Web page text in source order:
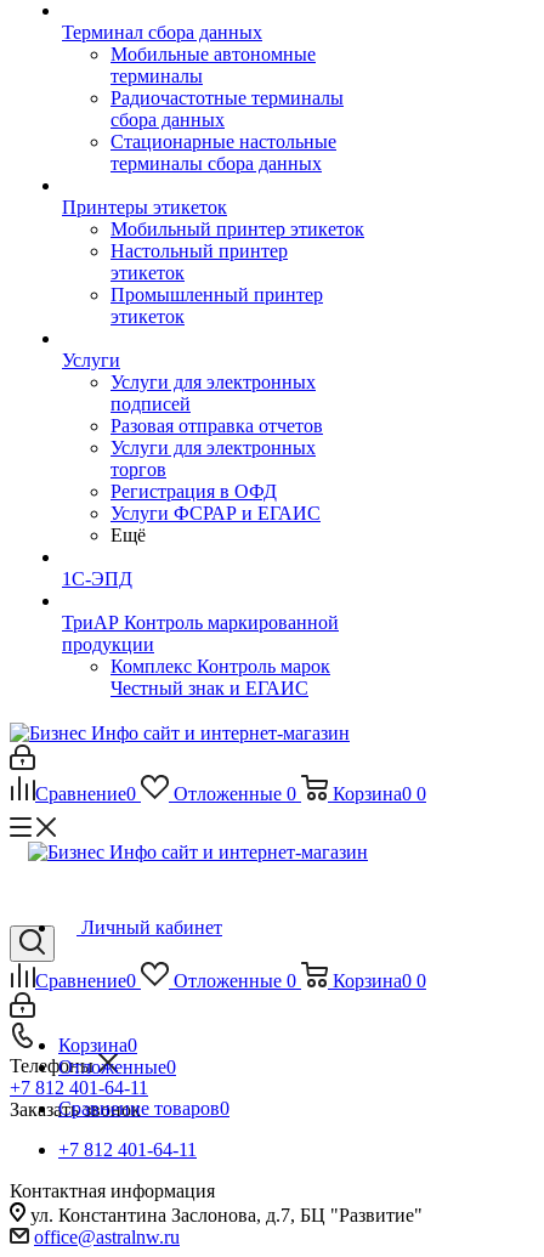
Терминал сбора данных
Мобильные автономные
терминалы
Радиочастотные терминалы
сбора данных
Стационарные настольные
терминалы сбора данных
Принтеры этикеток
Мобильный принтер этикеток
Настольный принтер
этикеток
Промышленный принтер
этикеток
Услуги
Услуги для электронных
подписей
Разовая отправка отчетов
Услуги для электронных
торгов
Регистрация в ОФД
Услуги ФСРАР и ЕГАИС
Ещё
1С-ЭПД
ТриАР Контроль маркированной
продукции
Комплекс Контроль марок
Честный знак и ЕГАИС
Сравнение0 Отложенные 0 Корзина0 0
Сравнение0 Отложенные 0 Корзина0 0
Телефоны
+7 812 401-64-11
Заказать звонок
Личный кабинет
Корзина0
Отложенные0
Сравнение товаров0
+7 812 401-64-11
Контактная информация
ул. Константина Заслонова, д.7, БЦ "Развитие"
office@astralnw.ru